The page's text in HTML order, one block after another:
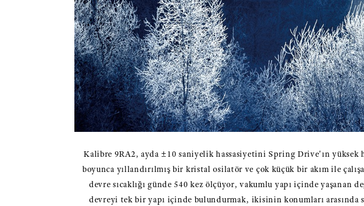
Kalibre 9RA2, ayda ±10 saniyelik hassasiyetini Spring Drive'ın yüksek
boyunca yıllandırılmış bir kristal osilatör ve çok küçük bir akım ile
devre sıcaklığı günde 540 kez ölçüyor, vakumlu yapı içinde
devreyi tek bir yapı içinde bulundurmak, ikisinin konumları arasında